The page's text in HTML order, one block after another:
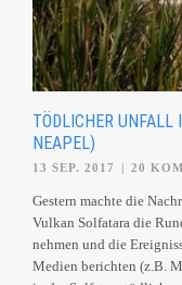
TÖDLICHER UNFALL
NEAPEL)
13 SEP. 2017 | 20
Gestern machte die
Vulkan Solfatara die
nehmen und die
Medien berichten (z.B.